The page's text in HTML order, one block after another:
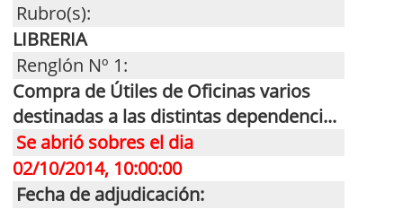
Rubro(s):
LIBRERIA
Renglón Nº 1:
Compra de Útiles de Oficinas varios
destinadas a las distintas dependenci...
Se abrió sobres el dia
02/10/2014, 10:00:00
Fecha de adjudicación: